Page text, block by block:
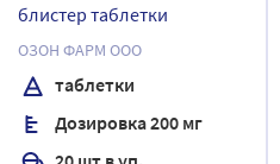
блистер таблетки
ОЗОН ФАРМ ООО
таблетки
Дозировка 200 мг